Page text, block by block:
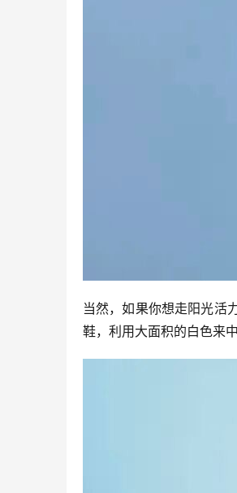
当然，如果你想走阳光活
鞋，利用大面积的白色来